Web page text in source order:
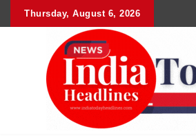
Thursday, August 6, 2026